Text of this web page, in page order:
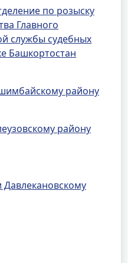
по розыску
Главного
службы судебных
Башкортостан
району
району